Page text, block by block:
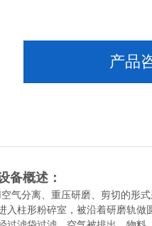
产品
备概述：
气分离、重压研磨、剪切的形
入柱形粉碎室，被沿着研磨轨